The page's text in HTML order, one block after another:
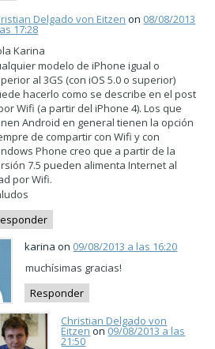
Delgado von Eitzen on 08/08/2013
17:28
Karina
modelo de iPhone igual o
al 3GS (con iOS 5.0 o superior)
hacerlo como se describe en el post
Wifi (a partir del iPhone 4). Los que
Android en general tienen la opción
de compartir con Wifi y con
Phone creo que a partir de la
7.5 pueden alimenta Internet al
por Wifi.
karina on 09/08/2013 a las 16:20
muchísimas gracias!
Responder
Christian Delgado von
Eitzenon09/08/2013 a las
21:50